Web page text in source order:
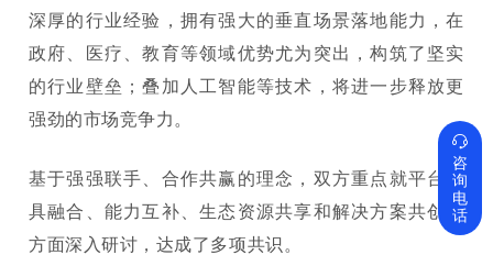
深厚的行业经验，拥有强大的垂直场景落地能力，在
政府、医疗、教育等领域优势尤为突出，构筑了坚实
的行业壁垒；叠加人工智能等技术，将进一步释放更
强劲的市场竞争力。
基于强强联手、合作共赢的理念，双方重点就平台工
具融合、能力互补、生态资源共享和解决方案共创等
方面深入研讨，达成了多项共识。

咨
询
电
话